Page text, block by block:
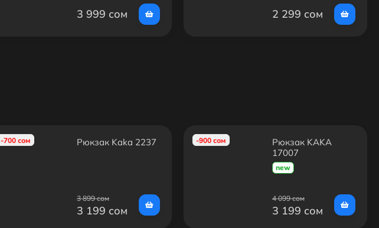
3 999 сом 2 299 сом
-700 сом Рюкзак Kaka 2237
3 899 сом
3 199 сом
-900 сом
Рюкзак KAKA
17007
new
4 099 сом
3 199 сом